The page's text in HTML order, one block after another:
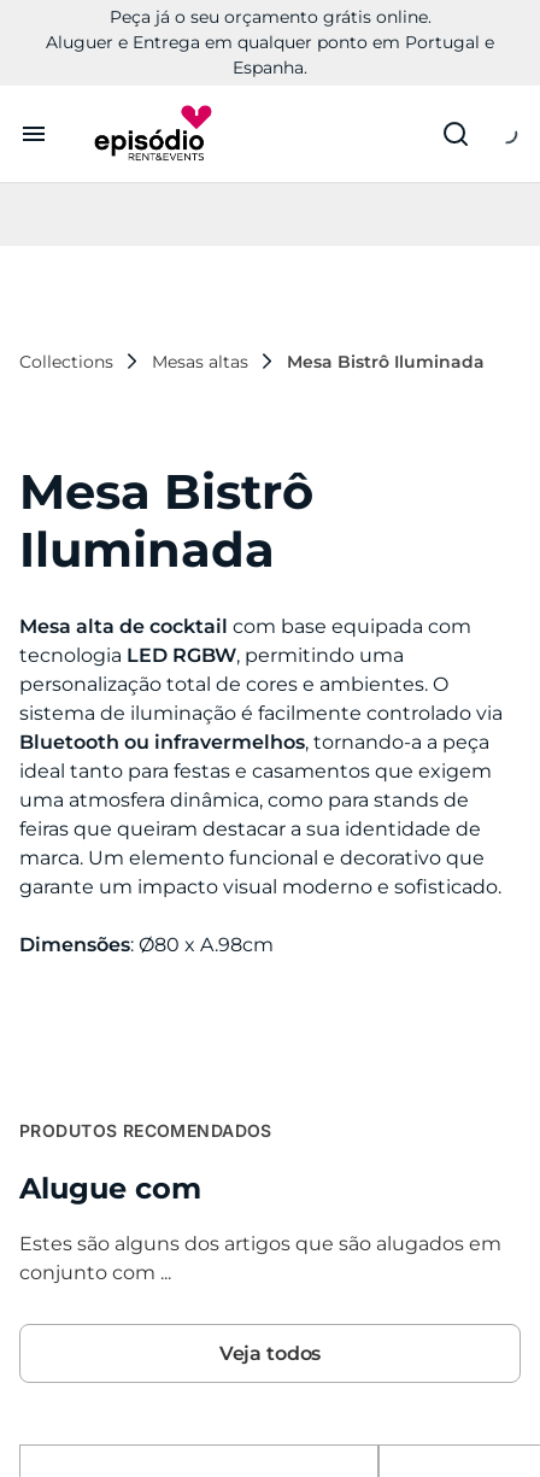
Peça já o seu orçamento grátis online.
Aluguer e Entrega em qualquer ponto em Portugal e
Espanha.
Aluguer
Collections Mesas altas Mesa Bistrô Iluminada
Mesa Bistrô
Iluminada
Mesa alta de cocktail com base equipada com
tecnologia LED RGBW, permitindo uma
personalização total de cores e ambientes. O
sistema de iluminação é facilmente controlado via
Bluetooth ou infravermelhos, tornando-a a peça
ideal tanto para festas e casamentos que exigem
uma atmosfera dinâmica, como para stands de
feiras que queiram destacar a sua identidade de
marca. Um elemento funcional e decorativo que
garante um impacto visual moderno e sofisticado.
Dimensões: Ø80 x A.98cm
PRODUTOS RECOMENDADOS
Alugue com
Estes são alguns dos artigos que são alugados em
conjunto com ...
Veja todos